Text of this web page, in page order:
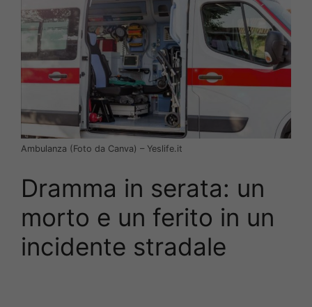
Ambulanza (Foto da Canva) – Yeslife.it
Dramma in serata: un
morto e un ferito in un
incidente stradale